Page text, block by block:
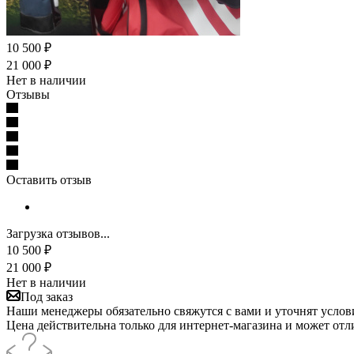
10 500 ₽
21 000 ₽
Нет в наличии
Отзывы
Оставить отзыв
Загрузка отзывов...
10 500 ₽
21 000 ₽
Нет в наличии
Под заказ
Наши менеджеры обязательно свяжутся с вами и уточнят
Цена действительна только для интернет-магазина и может